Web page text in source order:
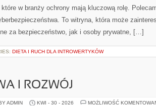
w branży ochrony mają kluczową rolę.
To witryna, która może
za bezpieczeństwo, jak i osoby prywatne, […]
DIETA I RUCH DLA INTROWERTYKÓW
I ROZWÓJ
ADMIN KWI - 30 - 2026 MOŻLIWOŚĆ